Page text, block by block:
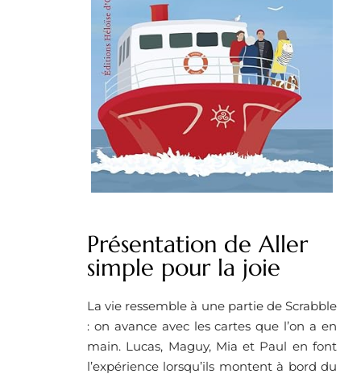
Présentation de Aller
simple pour la joie
La vie ressemble à une partie de Scrabble
: on avance avec les cartes que l’on a en
main. Lucas, Maguy, Mia et Paul en font
l’expérience lorsqu’ils montent à bord du